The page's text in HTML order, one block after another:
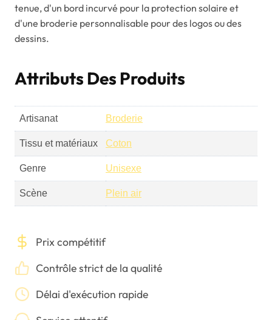
tenue, d'un bord incurvé pour la protection solaire et
d'une broderie personnalisable pour des logos ou des
dessins.
Attributs Des Produits
Artisanat Broderie
Tissu et matériaux Coton
Genre Unisexe
Scène Plein air
Prix compétitif
Contrôle strict de la qualité
Délai d'exécution rapide